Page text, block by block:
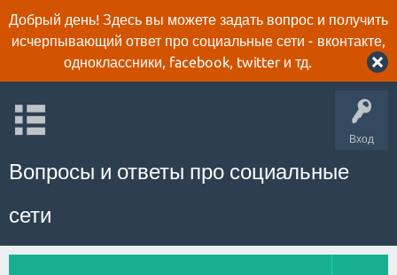
Добрый день! Здесь вы можете задать вопрос и получить
исчерпывающий ответ про социальные сети - вконтакте,
одноклассники, facebook, twitter и тд.
Вход
Вопросы и ответы про социальные
сети